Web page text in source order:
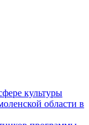
культуры
области в